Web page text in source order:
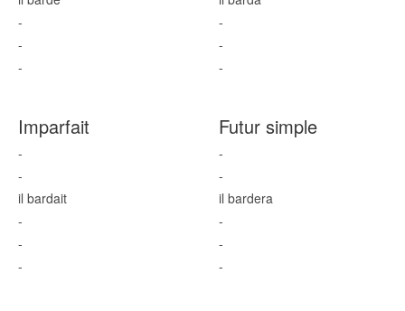
-
-
-
-
-
-
Imparfait
-
-
il bardait
-
-
-
Futur simple
-
-
il bardera
-
-
-